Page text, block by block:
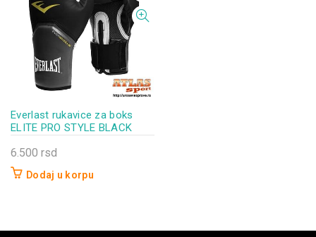
Everlast rukavice za boks
ELITE PRO STYLE BLACK
6.500 rsd
Dodaj u korpu